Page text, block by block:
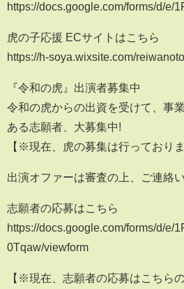
https://docs.google.com/forms/d/e/
虎の子応援 ECサイトはこちら
https://h-soya.wixsite.com/
『令和の虎』出演者募集中
令和の虎からの出資を受けて、事
ある志願者、大募集中!
【※現在、虎の募集は行っておりま
出演オファーは審査の上、ご連絡
志願者の応募はこちら
https://docs.google.com/forms/d/e/
0Tqaw/viewform
【※現在、志願者の応募はこちら